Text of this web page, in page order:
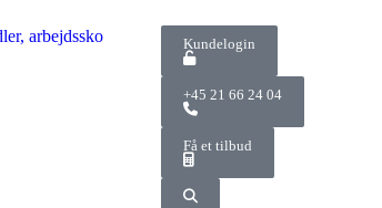
Kundelogin
+45 21 66 24 04
Få et tilbud